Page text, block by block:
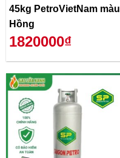
45kg PetroVietNam màu
Hồng
1820000₫